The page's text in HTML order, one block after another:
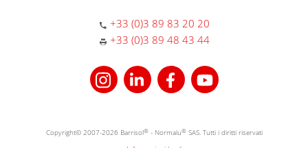
+33 (0)3 89 83 20 20
+33 (0)3 89 48 43 44
Copyright© 2007-2026 Barrisol®- Normalu®SAS. Tutti i diritti riservati